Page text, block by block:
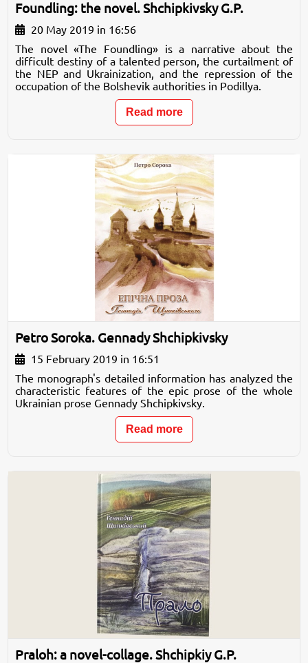
Foundling: the novel. Shchipkivsky G.P.
20 May 2019 in 16:56
The novel «The Foundling» is a narrative about the
difficult destiny of a talented person, the curtailment of
the NEP and Ukrainization, and the repression of the
occupation of the Bolshevik authorities in Podillya.
Read more
Petro Soroka. Gennady Shchipkivsky
15 February 2019 in 16:51
The monograph's detailed information has analyzed the
characteristic features of the epic prose of the whole
Ukrainian prose Gennady Shchipkivsky.
Read more
Praloh: a novel-collage. Shchipkiy G.P.